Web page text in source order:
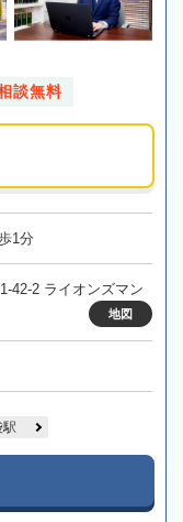
談無料
1分
42-2 ライオンズマン
地図
駅